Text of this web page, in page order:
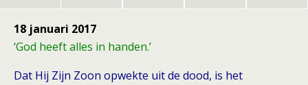
18 januari 2017
‘God heeft alles in handen.’
Dat Hij Zijn Zoon opwekte uit de dood, is het